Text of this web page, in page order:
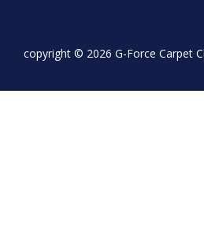
copyright © 2026 G-Force Carpet